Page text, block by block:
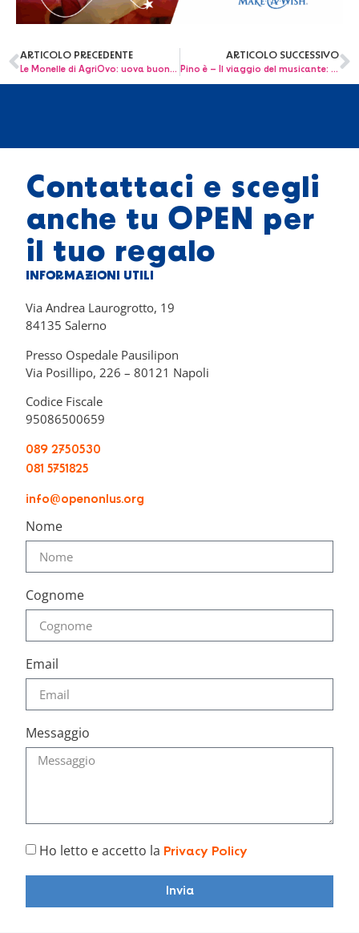
ARTICOLO PRECEDENTE
Le Monelle di AgriOvo: uova buone due volte, per te e per la ricerca sui tumori pediatrici
ARTICOLO SUCCESSIVO
Pino è – Il viaggio del musicante: piazza del Plebiscito canta per i bambini dell’associazione OPEN OdV
Contattaci e scegli
anche tu OPEN per
il tuo regalo
INFORMAZIONI UTILI
Via Andrea Laurogrotto, 19
84135 Salerno
Presso Ospedale Pausilipon
Via Posillipo, 226 – 80121 Napoli
Codice Fiscale
95086500659
089 2750530
081 5751825
info@openonlus.org
Nome
Cognome
Email
Messaggio
Ho letto e accetto la Privacy Policy
Invia